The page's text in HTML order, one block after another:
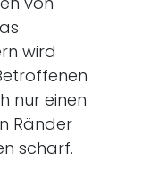
wird
nur einen
Ränder
scharf.